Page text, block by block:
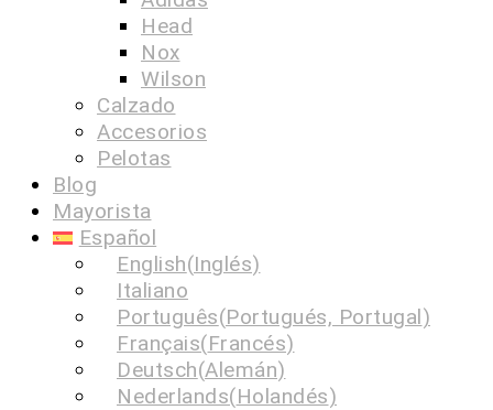
Head
Nox
Wilson
Calzado
Accesorios
Pelotas
Blog
Mayorista
Español
English(Inglés)
Italiano
Português(Portugués, Portugal)
Français(Francés)
Deutsch(Alemán)
Nederlands(Holandés)